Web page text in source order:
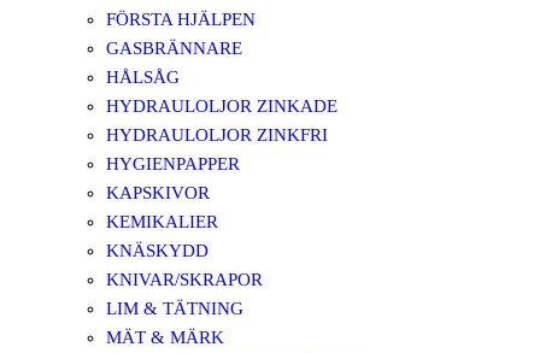
FÖRSTA HJÄLPEN
GASBRÄNNARE
HÅLSÅG
HYDRAULOLJOR ZINKADE
HYDRAULOLJOR ZINKFRI
HYGIENPAPPER
KAPSKIVOR
KEMIKALIER
KNÄSKYDD
KNIVAR/SKRAPOR
LIM & TÄTNING
MÄT & MÄRK